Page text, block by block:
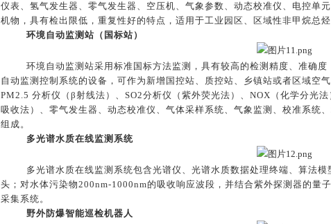
仪表、氢气发生器、零气发生器、空压机、气象参数、动态校准仪、电控单
机物，具有检出限低，重复性好的特点，适用于工业园区、区域性非甲烷总烃
环境自动监测站（国标站）
环境自动监测站采用标准国标方法监测，具有较高的检测精度、准确
自动监测控制系统的设备，可作为新增国控站、质控站、乡镇站或者区域空
PM2.5 分析仪（β射线法）、SO2分析仪（紫外荧光法）、NOX（化学分光
吸收法）、零气发生器、动态校准仪、气体采样系统、气象监测、校准系统
组成。
多光谱水质在线监测系统
多光谱水质在线监测系统包含光谱仪、光谱水质数据处理终端、算法
头；对水体污染物200nm-1000nm的吸收响应波段，并结合紫外探测器的量
采集系统。
野外防爆智能巡检机器人